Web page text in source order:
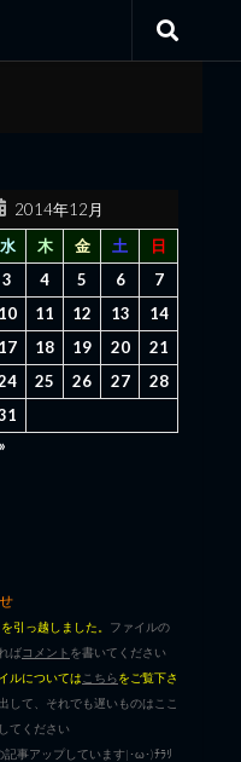
2014年12月
水 木 金 土
日
3 4 5 6
7
10 11 12 13
14
17 18 19 20
21
25 26 27
28
引っ越しました。 ファイルの
ばコメント を書いてください
ルについては こちらをご覧下さ
して、それでも遅いものはここ
てください
記事アップしています|･ω･)ﾁﾗﾘ